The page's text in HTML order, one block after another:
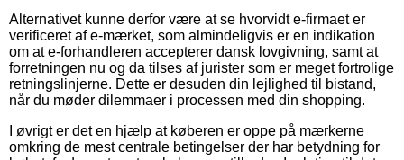
Alternativet kunne derfor være at se hvorvidt e-firmaet er
verificeret af e-mærket, som almindeligvis er en indikation
om at e-forhandleren accepterer dansk lovgivning, samt at
forretningen nu og da tilses af jurister som er meget fortrolige
retningslinjerne. Dette er desuden din lejlighed til bistand,
når du møder dilemmaer i processen med din shopping.
I øvrigt er det en hjælp at køberen er oppe på mærkerne
omkring de mest centrale betingelser der har betydning for